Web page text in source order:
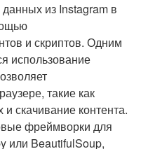
из Instagram в
и скриптов. Одним
использование
такие как
скачивание контента.
фреймворки для
или BeautifulSoup,